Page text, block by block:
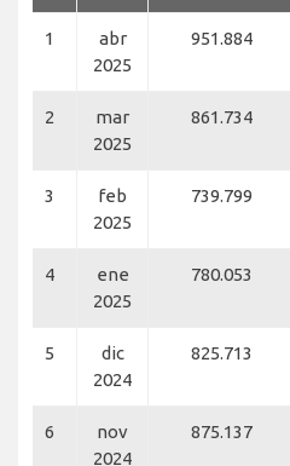
1
abr
2025
951.884
2
mar
2025
861.734
3
feb
2025
739.799
4
ene
2025
780.053
5
dic
2024
825.713
6
nov
2024
875.137